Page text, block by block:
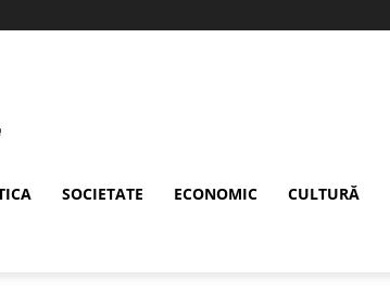
SOCIETATE ECONOMIC CULTURĂ